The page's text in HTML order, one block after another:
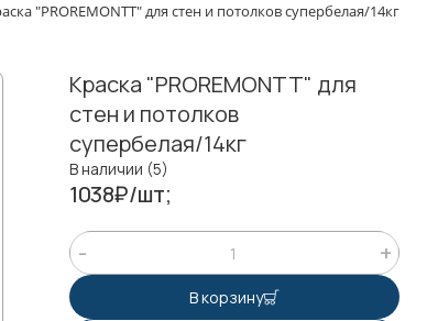
"PROREMONTT" для стен и потолков супербелая/14кг
Краска "PROREMONTT" для
стен и потолков
супербелая/14кг
В наличии (5)
1038₽/шт;
В корзину